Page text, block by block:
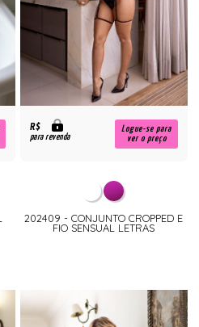
R$
para revenda
Logue-se para
ver o preço
202409 - CONJUNTO CROPPED E
FIO SENSUAL LETRAS